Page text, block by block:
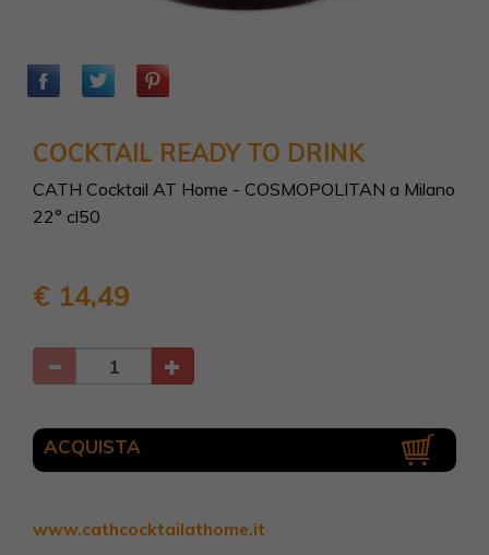
COCKTAIL READY TO DRINK
CATH Cocktail AT Home - COSMOPOLITAN a Milano
22° cl50
€ 14,49
ACQUISTA
www.cathcocktailathome.it